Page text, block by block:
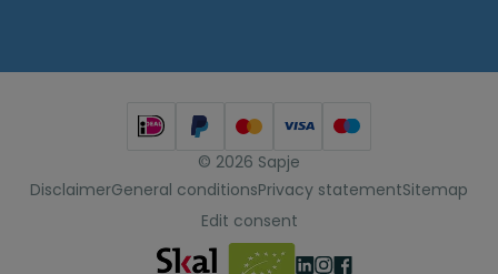
© 2026 Sapje
DisclaimerGeneral conditionsPrivacy statementSitemap
Edit consent